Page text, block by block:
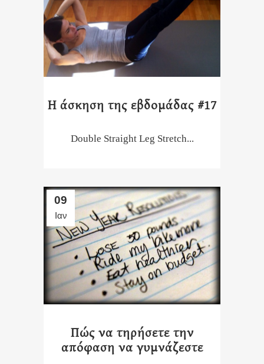
Η άσκηση της εβδομάδας #17
Double Straight Leg Stretch...
09
Ιαν
Πώς να τηρήσετε την
απόφαση να γυμνάζεστε